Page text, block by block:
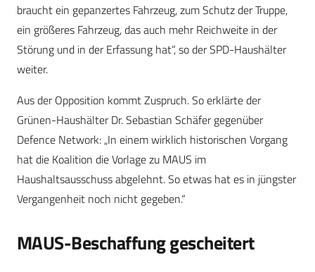
braucht ein gepanzertes Fahrzeug, zum Schutz der Truppe,
ein größeres Fahrzeug, das auch mehr Reichweite in der
Störung und in der Erfassung hat“, so der SPD-Haushälter
weiter.
Aus der Opposition kommt Zuspruch. So erklärte der
Grünen-Haushälter Dr. Sebastian Schäfer gegenüber
Defence Network: „In einem wirklich historischen Vorgang
hat die Koalition die Vorlage zu MAUS im
Haushaltsausschuss abgelehnt. So etwas hat es in jüngster
Vergangenheit noch nicht gegeben.“
MAUS-Beschaffung gescheitert